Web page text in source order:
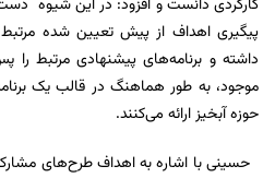
کارکردی دانست و افزود: در این شیوه دست
پیگیری اهداف از پیش تعیین شده مرتبط
داشته و برنامه‌های پیشنهادی مرتبط
موجود، به طور هماهنگ در قالب یک
حوزه آبخیز ارائه می‌کنند.
حسینی با اشاره به اهداف طرح‌های